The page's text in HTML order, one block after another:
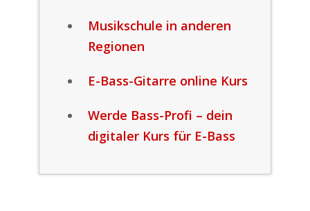
Musikschule in anderen
Regionen
E-Bass-Gitarre online Kurs
Werde Bass-Profi – dein
digitaler Kurs für E-Bass